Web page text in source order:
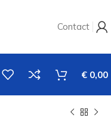
Contact
€ 0,00